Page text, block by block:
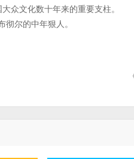
众文化数十年来的重要支柱。
尔的中年狠人。